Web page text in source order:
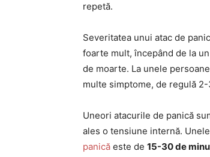
repetă.
Severitatea unui atac de
foarte mult, începând de la
de moarte. La unele
multe simptome, de regulă
Uneori atacurile de panică
ales o tensiune internă.
panică este de 15-30 de